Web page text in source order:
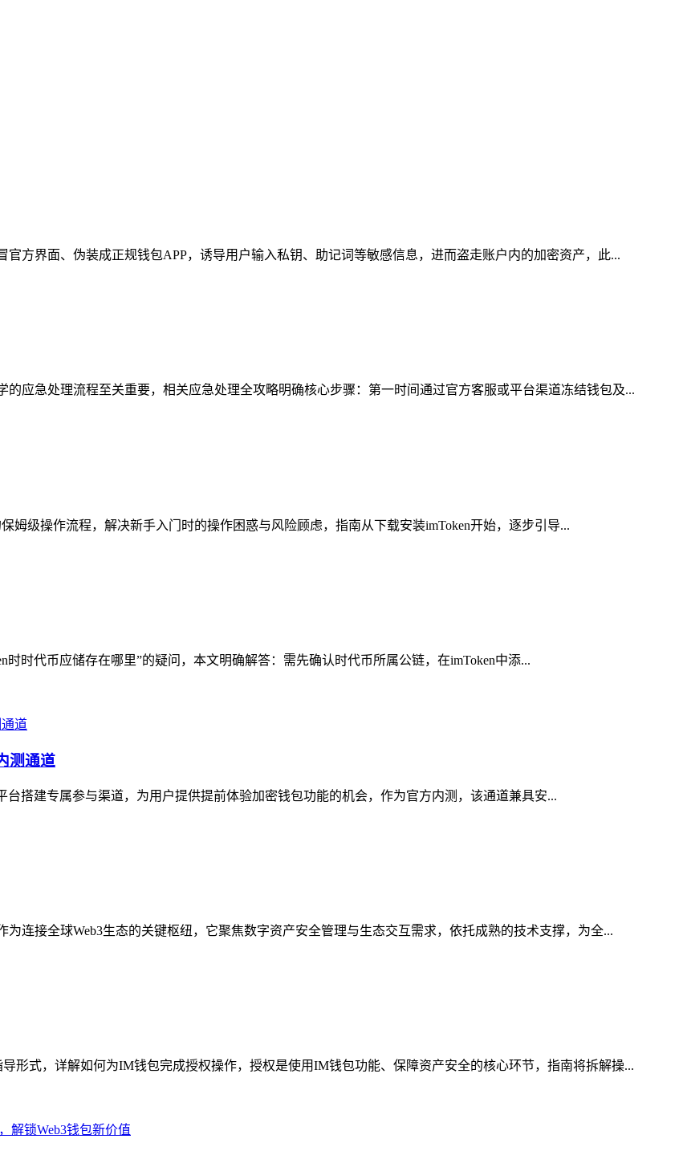
方界面、伪装成正规钱包APP，诱导用户输入私钥、助记词等敏感信息，进而盗走账户内的加密资产，此...
应急处理流程至关重要，相关应急处理全攻略明确核心步骤：第一时间通过官方客服或平台渠道冻结钱包及...
姆级操作流程，解决新手入门时的操作困惑与风险顾虑，指南从下载安装imToken开始，逐步引导...
时代币应储存在哪里”的疑问，本文明确解答：需先确认时代币所属公链，在imToken中添...
测通道
台搭建专属参与渠道，为用户提供提前体验加密钱包功能的机会，作为官方内测，该通道兼具安...
连接全球Web3生态的关键枢纽，它聚焦数字资产安全管理与生态交互需求，依托成熟的技术支撑，为全...
形式，详解如何为IM钱包完成授权操作，授权是使用IM钱包功能、保障资产安全的核心环节，指南将拆解操...